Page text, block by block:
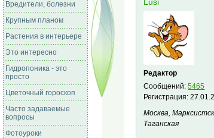
Вредители, болезни
Крупным планом
Растения в интерьере
Это интересно
Гидропоника - это
просто
Цветочный гороскоп
Часто задаваемые
вопросы
Фотоуроки
Lusi
Редактор
Сообщений:5465
Регистрация:
Москва,
Таганская